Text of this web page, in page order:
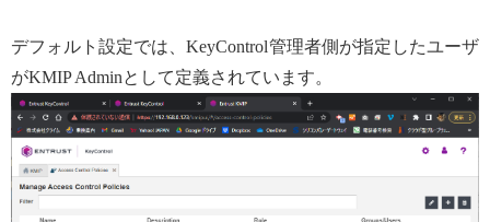
デフォルト設定では、KeyControl管理者側が指定したユーザ
がKMIP Adminとして定義されています。